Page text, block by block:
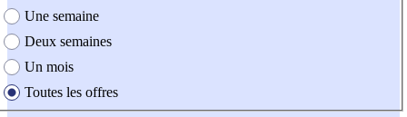
Une semaine
Deux semaines
Un mois
Toutes les offres